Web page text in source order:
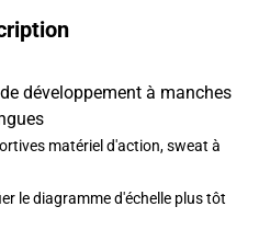
développement à manches
matériel d'action, sweat à
le diagramme d'échelle plus tôt